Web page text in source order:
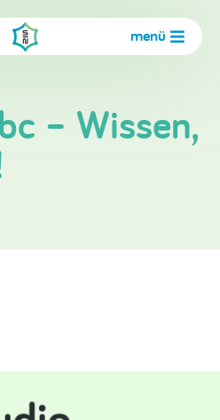
menü
– Wissen,